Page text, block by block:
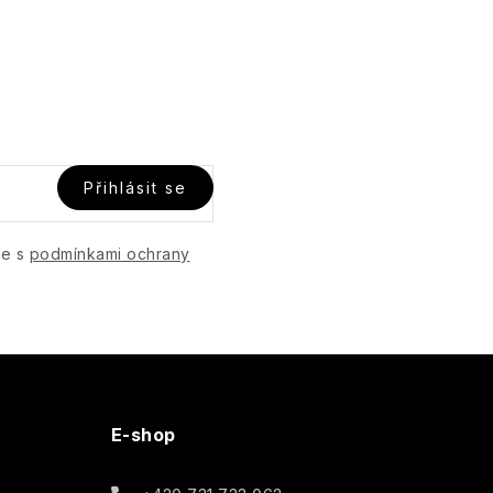
s podmínkami ochrany
Přihlásit se
E-shop